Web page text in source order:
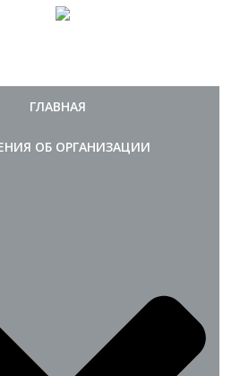
ГЛАВНАЯ
ОБ ОРГАНИЗАЦИИ